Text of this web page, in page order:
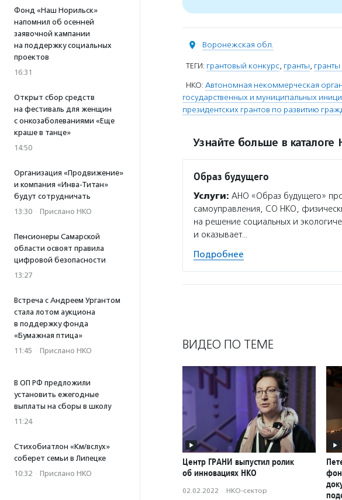
Фонд «Наш Норильск»
напомнил об осенней
заявочной кампании
на поддержку социальных
проектов
16:31
Открыт сбор средств
на фестиваль для женщин
с онкозаболеваниями «Еще
краше в танце»
14:50
Организация «Продвижение»
и компания «Инва-Титан»
будут сотрудничать
13:30 · Прислано НКО
Пенсионеры Самарской
области освоят правила
цифровой безопасности
13:27
Встреча с Андреем Ургантом
стала лотом аукциона
в поддержку фонда
«Бумажная птица»
11:45 · Прислано НКО
В ОП РФ предложили
установить ежегодные
выплаты на сборы в школу
11:24
Стихобиатлон «Км/вслух»
соберет семьи в Липецке
10:32 · Прислано НКО
Воронежская обл.
ТЕГИ: грантовый конкурс, гранты,
НКО: Автономная некоммерческая
государственных и муниципальных
президентских грантов по развитию
Узнайте больше в каталоге
Образ будущего
Услуги: АНО «Образ будущего»
самоуправления, СО НКО,
на решение социальных и
и оказывает…
Подробнее
ВИДЕО ПО ТЕМЕ
Центр ГРАНИ выпустил ролик
об инновациях НКО
02.02.2022 · НКО-сектор